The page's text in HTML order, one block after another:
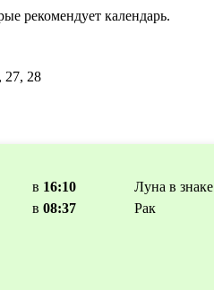
рекомендует календарь.
27, 28
в 16:10
в 08:37
Луна в знаке
Рак